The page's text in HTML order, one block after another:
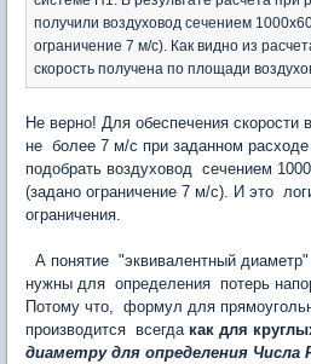
получили воздуховод сечением
ограничение 7 м/с). Как видно из
скорость получена по площади
Не верно! Для обеспечения скорости
не более 7 м/с при заданном
подобрать воздуховод сечением
(задано ограничение 7 м/с). И это
ограничения.
А понятие "эквивалентный
нужны для определения потерь
Потому что, формул для
производится всегда как для
диаметру для определения Числа